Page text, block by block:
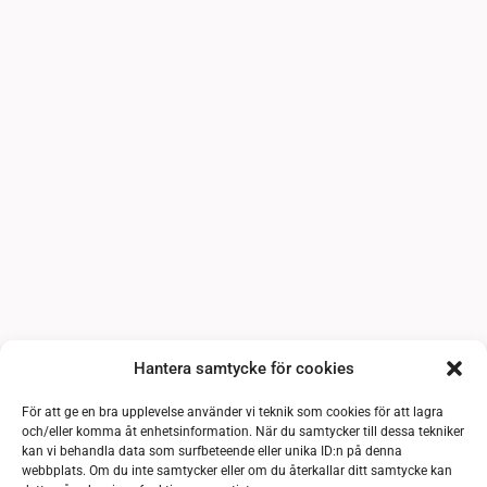
Hantera samtycke för cookies
För att ge en bra upplevelse använder vi teknik som cookies för att lagra
och/eller komma åt enhetsinformation. När du samtycker till dessa tekniker
kan vi behandla data som surfbeteende eller unika ID:n på denna
webbplats. Om du inte samtycker eller om du återkallar ditt samtycke kan